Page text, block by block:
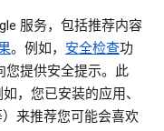
服务，包括推荐内容
。例如， 安全检查功
您提供安全提示。此
，您已安装的应用、
来推荐您可能会喜欢